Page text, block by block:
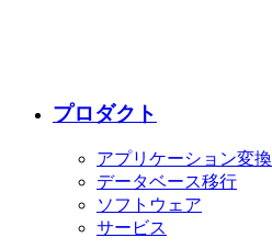
プロダクト
アプリケーション変換
データベース移行
ソフトウェア
サービス